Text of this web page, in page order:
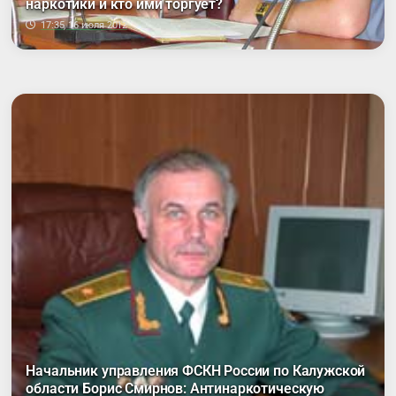
наркотики и кто ими торгует?
17:35, 16 июля 2012
Начальник управления ФСКН России по Калужской
области Борис Смирнов: Антинаркотическую